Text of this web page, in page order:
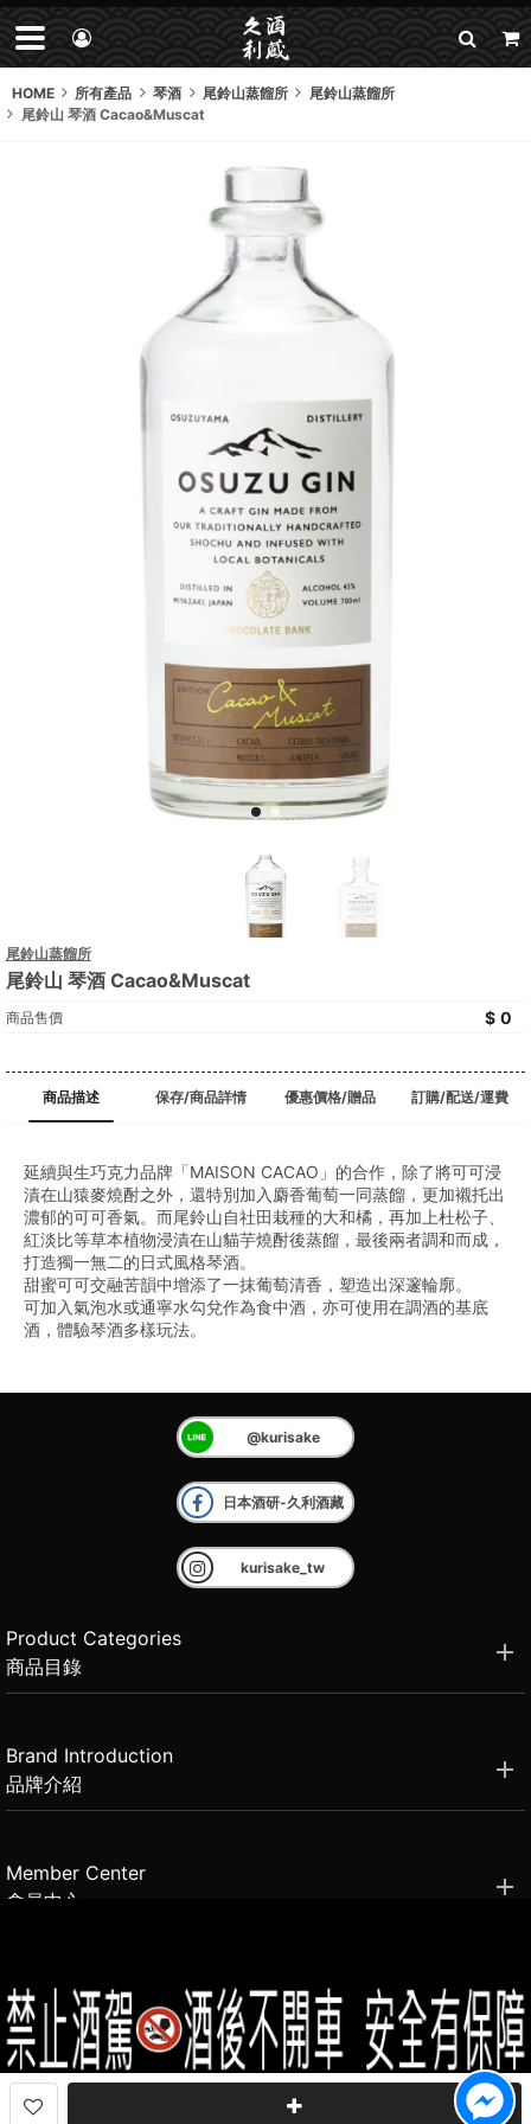
HOME 所有產品 琴酒 尾鈴山蒸餾所
尾鈴山蒸餾所
尾鈴山 琴酒 Cacao&Muscat
尾鈴山蒸餾所
尾鈴山 琴酒 Cacao&Muscat
商品售價 0
商品描述 保存/商品詳情 優惠價格/贈品 訂購/配送/運費
延續與生巧克力品牌「MAISON CACAO」的合作，除了將可可浸
漬在山猿麥燒酎之外，還特別加入麝香葡萄一同蒸餾，更加襯托出
濃郁的可可香氣。而尾鈴山自社田栽種的大和橘，再加上杜松子、
紅淡比等草本植物浸漬在山貓芋燒酎後蒸餾，最後兩者調和而成，
打造獨一無二的日式風格琴酒。
甜蜜可可交融苦韻中增添了一抹葡萄清香，塑造出深邃輪廓。
可加入氣泡水或通寧水勾兌作為食中酒，亦可使用在調酒的基底
酒，體驗琴酒多樣玩法。
@kurisake
日本酒研-久利酒藏
kurisake_tw
Product Categories
商品目錄
Brand Introduction
品牌介紹
Member Center
會員中心
2021思橙國際有限公司 版權所有 禁止轉貼節錄 All rights reserved.